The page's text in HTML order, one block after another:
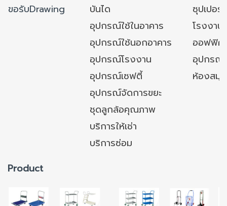
ขอรับDrawing
บันได
ซุปเปอ
อุปกรณ์ใช้ในอาคาร
โรงงา
อุปกรณ์ใช้นอกอาคาร
ออฟฟิศ/
อุปกรณ์โรงงาน
อุปกรณ์
อุปกรณ์เซฟตี้
ห้องสมุ
อุปกรณ์จัดการขยะ
ชุดลูกล้อคุณภาพ
บริการให้เช่า
บริการซ่อม
Product